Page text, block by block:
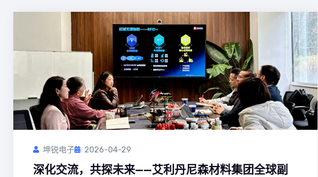
坤锐电子 2026-04-29
深化交流，共探未来——艾利丹尼森材料集团全球副